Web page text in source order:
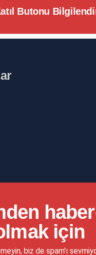
Butonu
için
biz de spam'ı